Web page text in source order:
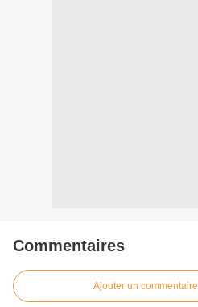
Commentaires
Ajouter un commentaire